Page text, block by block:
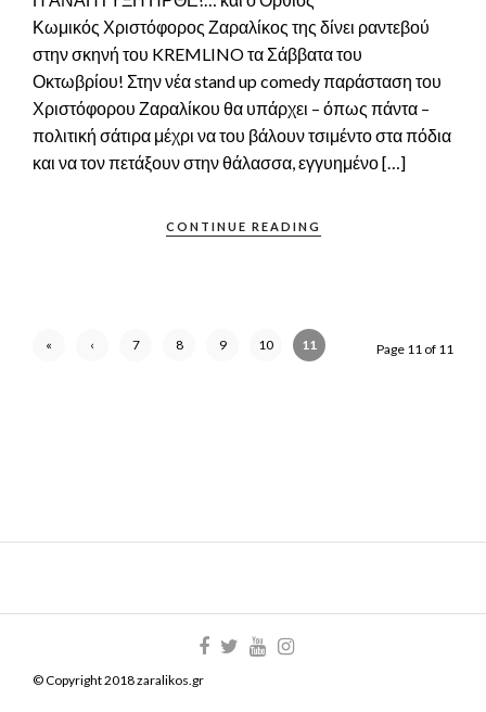
Κωμικός Χριστόφορος Ζαραλίκος της δίνει ραντεβού
στην σκηνή του KREMLINO τα Σάββατα του
Οκτωβρίου! Στην νέα stand up comedy παράσταση του
Χριστόφορου Ζαραλίκου θα υπάρχει – όπως πάντα –
πολιτική σάτιρα μέχρι να του βάλουν τσιμέντο στα πόδια
και να τον πετάξουν στην θάλασσα, εγγυημένο […]
CONTINUE READING
«
‹
7 8 9 10 11 Page 11 of 11
© Copyright 2018 zaralikos.gr